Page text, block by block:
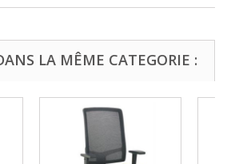
LA MÊME CATEGORIE :